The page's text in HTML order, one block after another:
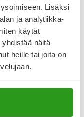
Lisäksi
ja analytiikka-
käytät
näitä
heille tai joita on